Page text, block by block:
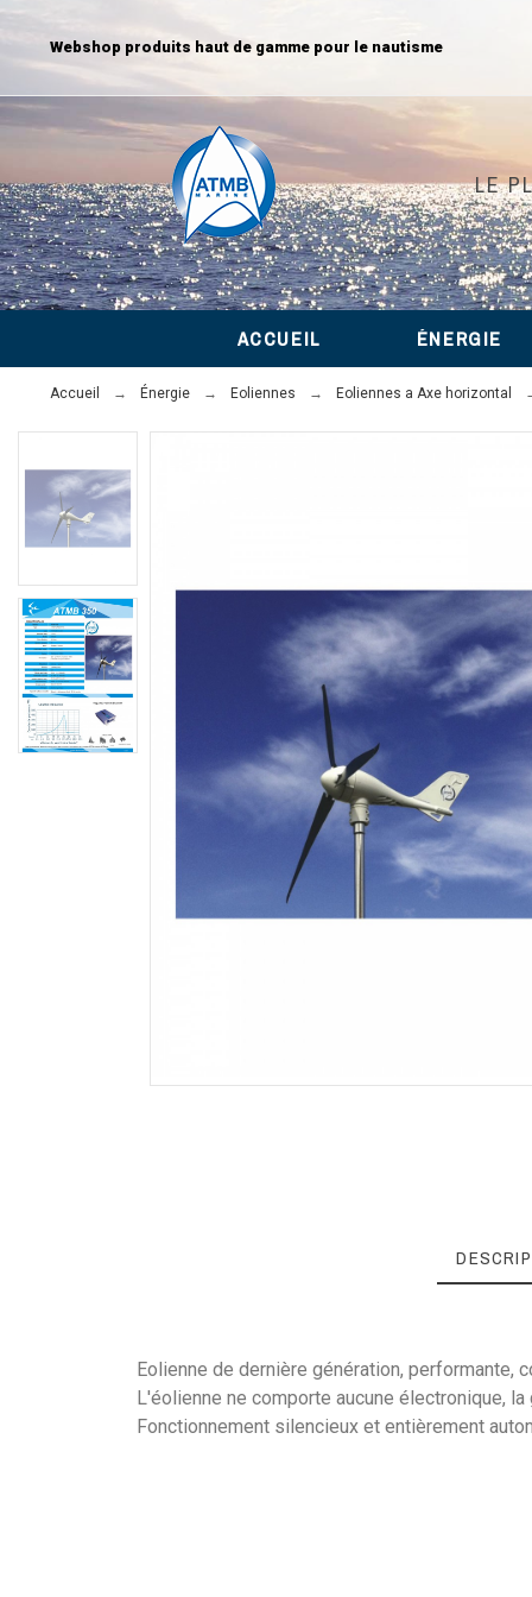
Webshop produits haut de gamme pour le nautisme
LE
ACCUEIL ÉNERGIE
Accueil Énergie Eoliennes Eoliennes a Axe horizontal
Eolienne de dernière génération, performante,
L'éolienne ne comporte aucune électronique,
Fonctionnement silencieux et entièrement
RéférenceATMB350-12